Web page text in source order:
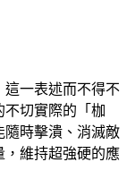
一表述而不得不
不切實際的「枷
隨時擊潰、消滅敵
，維持超強硬的應